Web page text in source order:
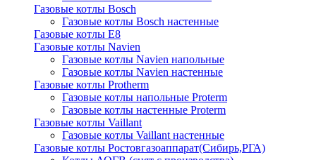
Газовые котлы Bosch
Газовые котлы Bosch настенные
Газовые котлы E8
Газовые котлы Navien
Газовые котлы Navien напольные
Газовые котлы Navien настенные
Газовые котлы Protherm
Газовые котлы напольные Proterm
Газовые котлы настенные Proterm
Газовые котлы Vaillant
Газовые котлы Vaillant настенные
Газовые котлы Ростовгазоаппарат(Сибирь,РГА)